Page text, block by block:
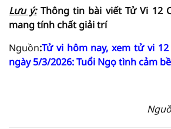
Lưu ý: Thông tin bài viếtTử Vi 12
mang tính chất giải trí
Nguồn:Tử vi hôm nay, xem tử vi
ngày 5/3/2026: Tuổi Ngọ tình cảm